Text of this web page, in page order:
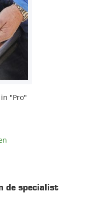
"Pro"
de specialist